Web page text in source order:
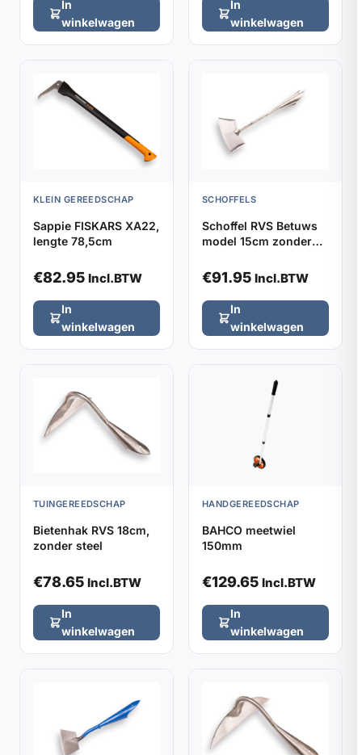
In
winkelwagen
In
winkelwagen
KLEIN GEREEDSCHAP
Sappie FISKARS XA22,
lengte 78,5cm
€82.95 Incl.BTW
In
winkelwagen
SCHOFFELS
Schoffel RVS Betuws
model 15cm zonder
€91.95 Incl.BTW
In
winkelwagen
TUINGEREEDSCHAP
Bietenhak RVS 18cm,
zonder steel
€78.65 Incl.BTW
In
winkelwagen
HANDGEREEDSCHAP
BAHCO meetwiel
150mm
€129.65 Incl.BTW
In
winkelwagen